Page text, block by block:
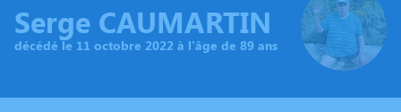
Serge CAUMARTIN
décédé le 11 octobre 2022 à l'âge de 89 ans